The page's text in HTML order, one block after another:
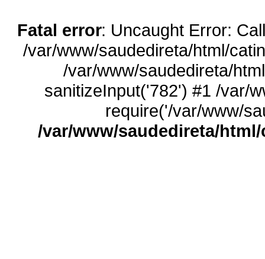
Fatal error: Uncaught Error:
/var/www/saudedireta/html/
/var/www/saudedireta/
sanitizeInput('782') #1 /var/
require('/var/www/
/var/www/saudedireta/